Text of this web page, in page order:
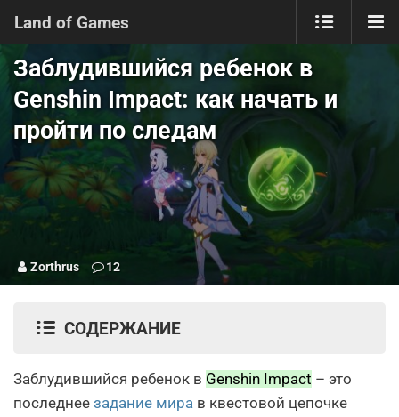
Land of Games
Заблудившийся ребенок в
Genshin Impact: как начать и
пройти по следам
Zorthrus 12
СОДЕРЖАНИЕ
Заблудившийся ребенок в Genshin Impact – это
последнее задание мира в квестовой цепочке